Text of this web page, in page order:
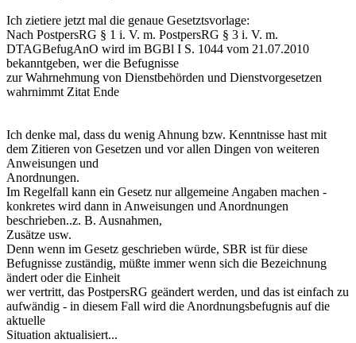
Ich zietiere jetzt mal die genaue Gesetztsvorlage:
Nach PostpersRG § 1 i. V. m. PostpersRG § 3 i. V. m.
DTAGBefugAnO wird im BGBl I S. 1044 vom 21.07.2010
bekanntgeben, wer die Befugnisse
zur Wahrnehmung von Dienstbehörden und Dienstvorgesetzen
wahrnimmt Zitat Ende
Ich denke mal, dass du wenig Ahnung bzw. Kenntnisse hast mit
dem Zitieren von Gesetzen und vor allen Dingen von weiteren
Anweisungen und
Anordnungen.
Im Regelfall kann ein Gesetz nur allgemeine Angaben machen -
konkretes wird dann in Anweisungen und Anordnungen
beschrieben..z. B. Ausnahmen,
Zusätze usw.
Denn wenn im Gesetz geschrieben würde, SBR ist für diese
Befugnisse zuständig, müßte immer wenn sich die Bezeichnung
ändert oder die Einheit
wer vertritt, das PostpersRG geändert werden, und das ist einfach zu
aufwändig - in diesem Fall wird die Anordnungsbefugnis auf die
aktuelle
Situation aktualisiert...